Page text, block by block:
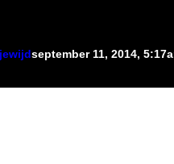
september 11, 2014,